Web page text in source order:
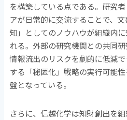
を構築している点である。研究
アが日常的に交流することで、
知」としてのノウハウが組織内
れる。外部の研究機関との共同研
情報流出のリスクを劇的に低減
する「秘匿化」戦略の実行可能
盤となっている。
さらに、信越化学は知財創出を